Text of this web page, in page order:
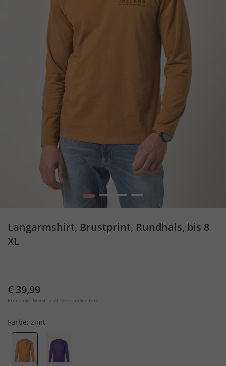
1 2 3 4
Langarmshirt, Brustprint, Rundhals, bis 8
XL
€ 39,99
Preis inkl. MwSt. zzgl. Versandkosten
Farbe: zimt